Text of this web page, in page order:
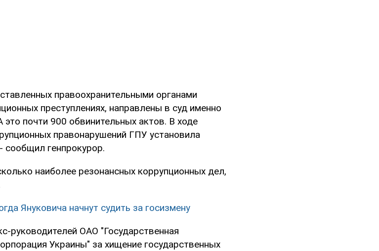
правоохранительными органами
преступлениях, направлены в суд именно
почти 900 обвинительных актов. В ходе
правонарушений ГПУ установила
сообщил генпрокурор.
наиболее резонансных коррупционных дел,
Януковича начнут судить за госизмену
руководителей ОАО "Государственная
Украины" за хищение государственных